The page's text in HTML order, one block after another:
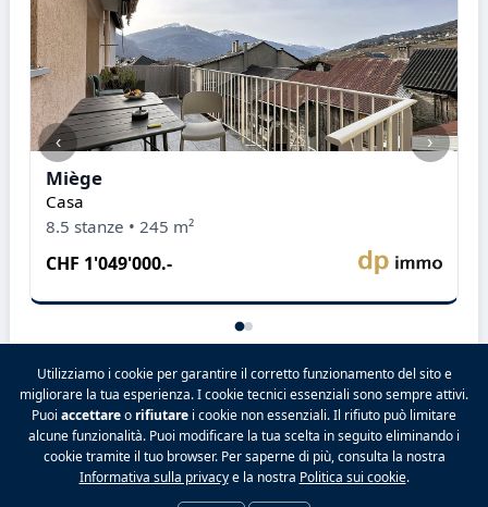
‹
Miège
Casa
8.5 stanze • 245 m²
CHF 1'049'000.-
›
2026 VALPINA® Tutti i diritti riservati.
Politica sulla riservatezza|Condizioni generali|
Note legali|Contatto|Tariffe|Facebook
Utilizziamo i cookie per garantire il corretto funzionamento del sito e
migliorare la tua esperienza. I cookie tecnici essenziali sono sempre attivi.
Puoi accettareo rifiutare i cookie non essenziali. Il rifiuto può limitare
alcune funzionalità. Puoi modificare la tua scelta in seguito eliminando i
cookie tramite il tuo browser. Per saperne di più, consulta la nostra
Informativa sulla privacye la nostra Politica sui cookie.